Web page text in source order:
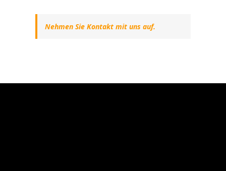
Nehmen Sie Kontakt mit uns auf.